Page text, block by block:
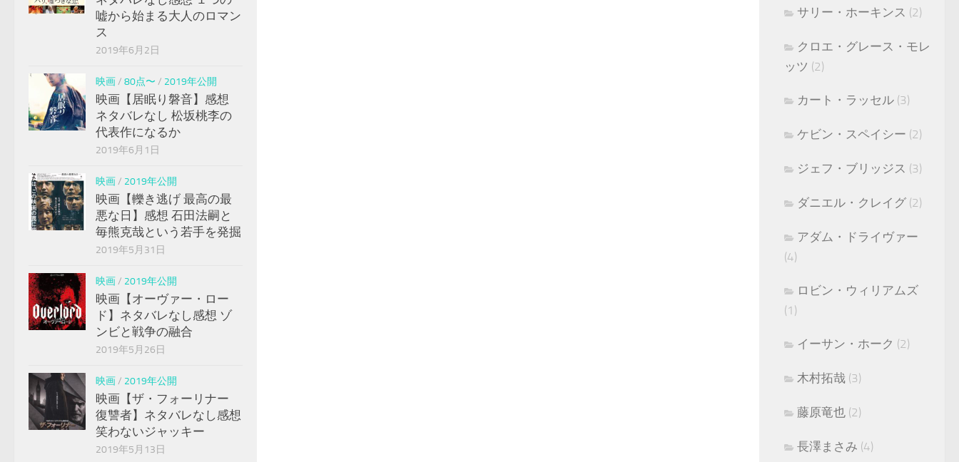
嘘から始まる大人のロマン
ス
2019年6月2日
映画/ 80点〜 / 2019年公開
映画【居眠り磐音】感想
ネタバレなし 松坂桃李の
代表作になるか
2019年6月1日
映画/ 2019年公開
映画【轢き逃げ 最高の最
悪な日】感想 石田法嗣と
毎熊克哉という若手を発掘
2019年5月31日
映画/ 2019年公開
映画【オーヴァー・ロー
ド】ネタバレなし感想 ゾ
ンビと戦争の融合
2019年5月26日
映画/ 2019年公開
映画【ザ・フォーリナー
復讐者】ネタバレなし感想
笑わないジャッキー
2019年5月13日
サリー・ホーキンス (2)
クロエ・グレース・モレ
ッツ (2)
カート・ラッセル (3)
ケビン・スペイシー (2)
ジェフ・ブリッジス (3)
ダニエル・クレイグ (2)
アダム・ドライヴァー
(4)
ロビン・ウィリアムズ
(1)
イーサン・ホーク (2)
木村拓哉 (3)
藤原竜也 (2)
長澤まさみ (4)